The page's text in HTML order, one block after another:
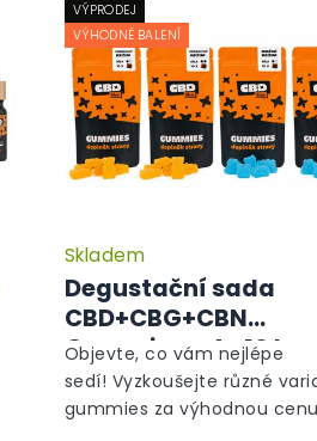
VÝPRODEJ
VÝHODNÉ BALENÍ
Degustační sada
CBD+CBG+CBN
Gummies – 4x 10 ks
Skladem
Objevte, co vám nejlépe
sedí! Vyzkoušejte různé
gummies za výhodnou